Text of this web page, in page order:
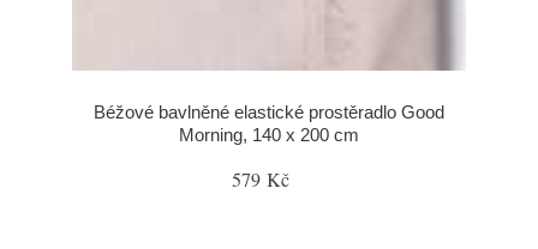
Béžové bavlněné elastické prostěradlo Good
Morning, 140 x 200 cm
579 Kč